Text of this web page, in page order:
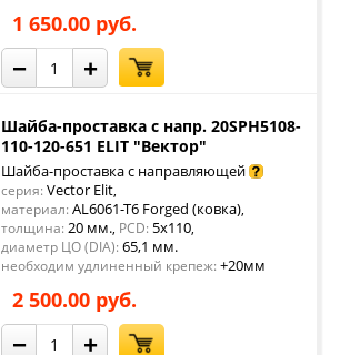
1 650.00 руб.
− +
Шайба-проставка с напр. 20SPH5108-
110-120-651 ELIT "Вектор"
Шайба-проставка с направляющей
серия: Vector Elit,
материал: AL6061-T6 Forged (ковка),
толщина: 20 мм., PCD: 5x110,
диаметр ЦО (DIA): 65,1 мм.
необходим удлиненный крепеж: +20мм
2 500.00 руб.
− +